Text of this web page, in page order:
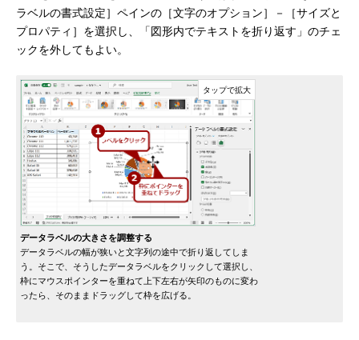
ラベルの書式設定］ペインの［文字のオプション］－［サイズと
プロパティ］を選択し、「図形内でテキストを折り返す」のチェ
ックを外してもよい。
データラベルの大きさを調整する
データラベルの幅が狭いと文字列の途中で折り返してしま
う。そこで、そうしたデータラベルをクリックして選択し、
枠にマウスポインターを重ねて上下左右が矢印のものに変わ
ったら、そのままドラッグして枠を広げる。